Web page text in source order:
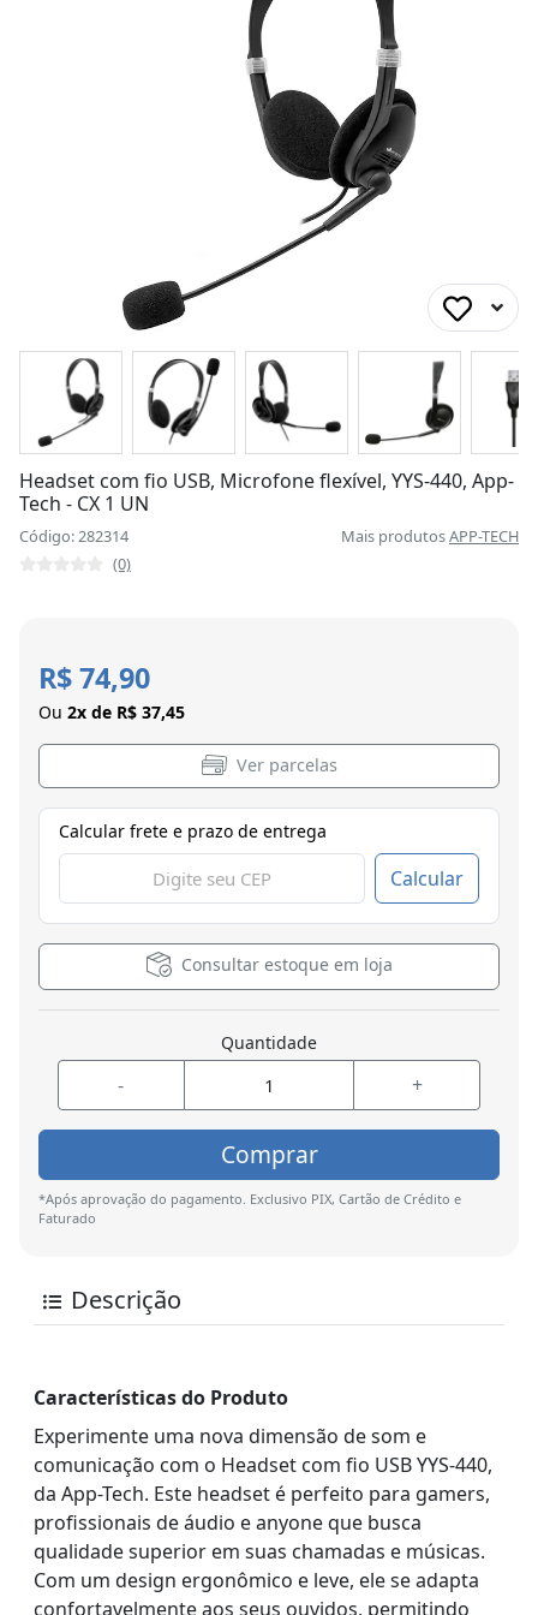
Headset com fio USB, Microfone flexível, YYS-440, App-
Tech - CX 1 UN
Código: 282314 Mais produtosAPP-TECH
(0)
R$ 74,90
Ou 2x de R$ 37,45
Ver parcelas
Calcular frete e prazo de entrega
Calcular
Consultar estoque em loja
Quantidade
- +
Comprar
*Após aprovação do pagamento. Exclusivo PIX, Cartão de Crédito e
Faturado
Descrição
Características do Produto
Experimente uma nova dimensão de som e
comunicação com o Headset com fio USB YYS-440,
da App-Tech. Este headset é perfeito para gamers,
profissionais de áudio e anyone que busca
qualidade superior em suas chamadas e músicas.
Com um design ergonômico e leve, ele se adapta
confortavelmente aos seus ouvidos, permitindo